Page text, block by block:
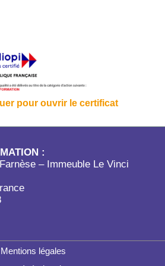
pour ouvrir le certificat
:
– Immeuble Le Vinci
Mentions légales